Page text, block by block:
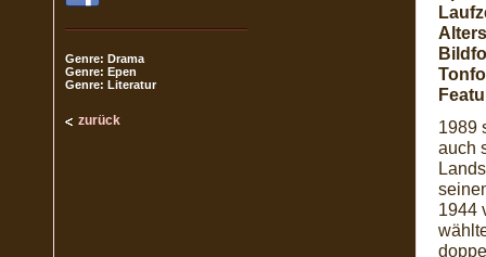
Genre: Drama
Genre: Epen
Genre: Literatur
zurück
1989
auch
1944